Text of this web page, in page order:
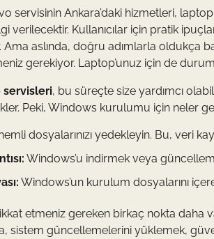
servisinin Ankara’daki hizmetleri,
verilecektir. Kullanıcılar için pratik
Ama aslında, doğru adımlarla oldukça
gerekiyor. Laptop’unuz için de
servisleri, bu süreçte size yardımcı
Peki, Windows kurulumu için neler
dosyalarınızı yedekleyin. Bu, veri
Windows’u indirmek veya
Windows’un kurulum dosyalarını
etmeniz gereken birkaç nokta daha
sistem güncellemelerini yüklemek,